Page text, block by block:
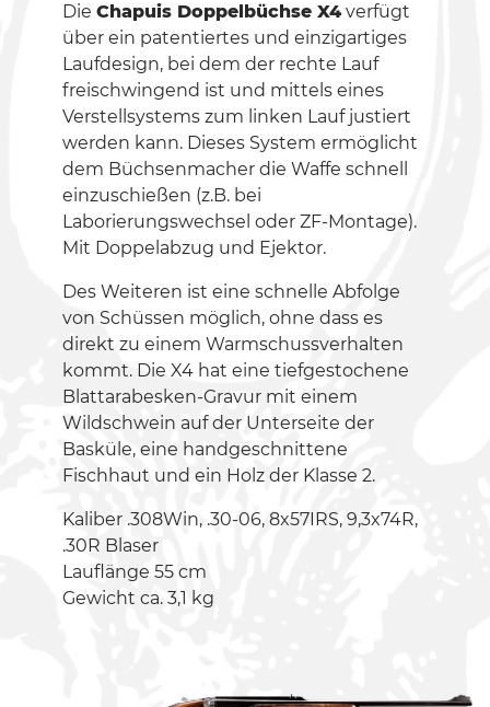
DieChapuis Doppelbüchse X4verfügt
über ein patentiertes und einzigartiges
Laufdesign, bei dem der rechte Lauf
freischwingend ist und mittels eines
Verstellsystems zum linken Lauf justiert
werden kann. Dieses System ermöglicht
dem Büchsenmacher die Waffe schnell
einzuschießen (z.B. bei
Laborierungswechsel oder ZF-Montage).
Mit Doppelabzug und Ejektor.
Des Weiteren ist eine schnelle Abfolge
von Schüssen möglich, ohne dass es
direkt zu einem Warmschussverhalten
kommt. Die X4 hat eine tiefgestochene
Blattarabesken-Gravur mit einem
Wildschwein auf der Unterseite der
Basküle, eine handgeschnittene
Fischhaut und ein Holz der Klasse 2.
Kaliber .308Win, .30-06, 8x57IRS, 9,3x74R,
.30R Blaser
Lauflänge 55 cm
Gewicht ca. 3,1 kg